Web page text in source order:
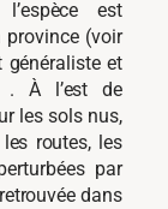
est
province (voir
généraliste et
. À l’est de
les sols nus,
routes, les
par
dans